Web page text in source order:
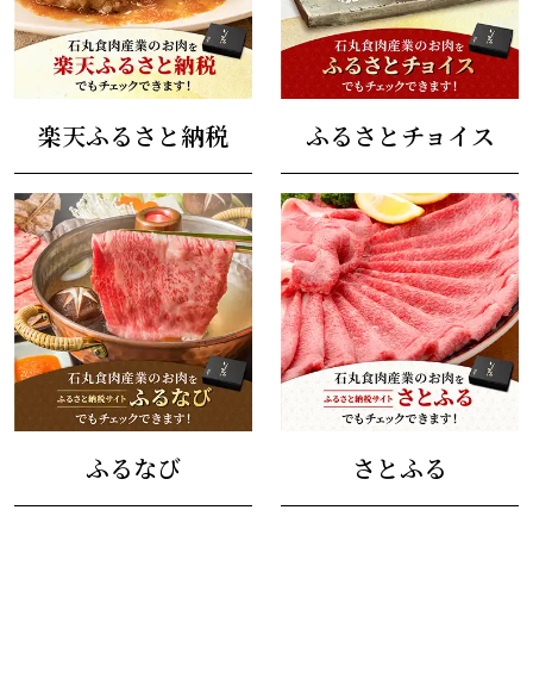
楽天ふるさと納税 ふるさとチョイス
ふるなび さとふる